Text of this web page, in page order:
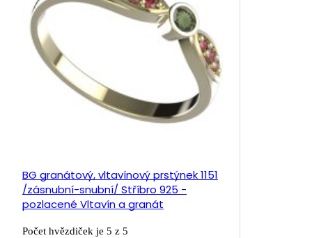
BG granátový, vltavínový prstýnek 1151
/zásnubní-snubní/ Stříbro 925 -
pozlacené Vltavín a granát
Počet hvězdiček je 5 z 5